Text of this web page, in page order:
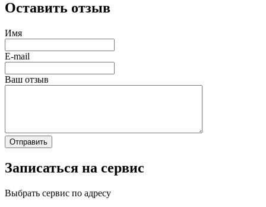
Оставить отзыв
Имя
E-mail
Ваш отзыв
Записаться на сервис
Выбрать сервис по адресу